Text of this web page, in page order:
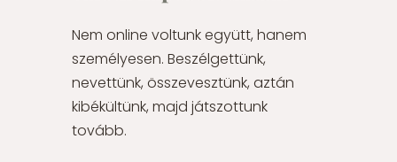
Nem online voltunk együtt, hanem
személyesen. Beszélgettünk,
nevettünk, összevesztünk, aztán
kibékültünk, majd játszottunk
tovább.